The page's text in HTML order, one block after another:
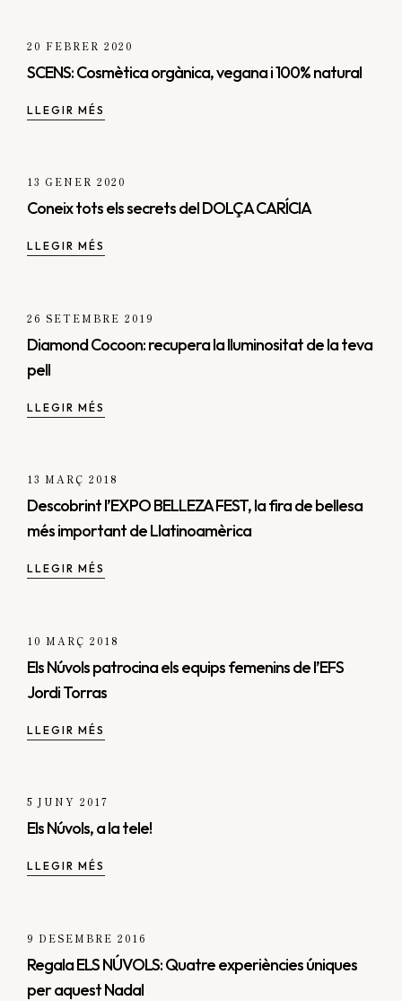
20 FEBRER 2020
SCENS: Cosmètica orgànica, vegana i 100% natural
LLEGIR MÉS
13 GENER 2020
Coneix tots els secrets del DOLÇA CARÍCIA
LLEGIR MÉS
26 SETEMBRE 2019
Diamond Cocoon: recupera la lluminositat de la teva
pell
LLEGIR MÉS
13 MARÇ 2018
Descobrint l’EXPO BELLEZA FEST, la fira de bellesa
més important de Llatinoamèrica
LLEGIR MÉS
10 MARÇ 2018
Els Núvols patrocina els equips femenins de l’EFS
Jordi Torras
LLEGIR MÉS
5 JUNY 2017
Els Núvols, a la tele!
LLEGIR MÉS
9 DESEMBRE 2016
Regala ELS NÚVOLS: Quatre experiències úniques
per aquest Nadal